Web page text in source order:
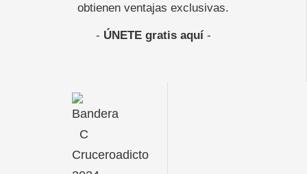
obtienen ventajas exclusivas.
- ÚNETE gratis aquí-